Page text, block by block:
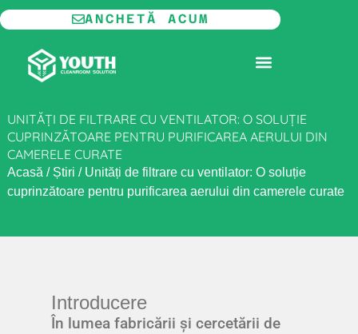
Skip
to
content
ANCHETĂ ACUM
UNITĂȚI DE FILTRARE CU VENTILATOR: O SOLUȚIE
CUPRINZĂTOARE PENTRU PURIFICAREA AERULUI DIN
CAMERELE CURATE
Acasă / Știri / Unități de filtrare cu ventilator: O soluție
cuprinzătoare pentru purificarea aerului din camerele curate
Introducere
În lumea fabricării și cercetării de